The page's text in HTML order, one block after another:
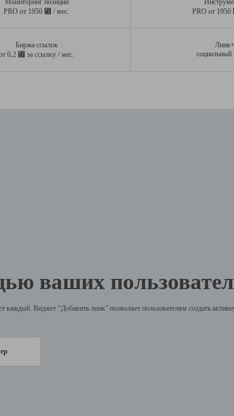
PRO от 1950 ⃏ / мес.
PRO от 1950
Биржа ссылок
0,2 ⃏ за ссылку / мес.
Линк+
социальный
ваших
Виджет “Добавить линк” позволяет пользователям создать